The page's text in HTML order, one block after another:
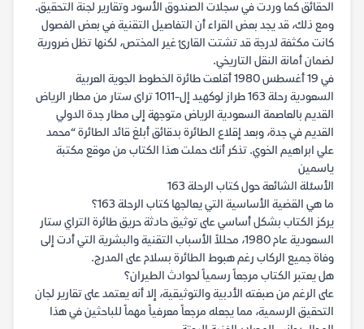
الحقائق كما وردت في سجلات الصندوق الأسود وتقارير لجنة التحقيق.
ومع ذلك، قد يجد بعض القراء أن التفاصيل التقنية في بعض الفصول
كانت مكثفة لدرجة قد تشتت القارئ غير المختص، لكنها تظل ضرورية
لضمان أمانة النقل التاريخي.
في 19 أغسطس 1980 أقلعت طائرة الخطوط الجوية العربية
السعودية رحلة 163 طراز لوكهيد إل-1011 تراى ستار من مطار الرياض
القديم بالعاصمة السعودية الرياض متوجهة إلى مطار جدة الدولي
القديم في جدة، وبعد إقلاع الطائرة بدقائق أبلغ قائد الطائرة “محمد
علي ابراهيم الخوي. تذكر أنك حملت هذا الكتاب من موقع مكتبة
ياسمين
الأسئلة الشائعة حول كتاب الرحلة 163
ما هي القضية الأساسية التي يعالجها كتاب الرحلة 163؟
يركز الكتاب بشكل أساسي على توثيق حادثة حريق طائرة التراي ستار
السعودية عام 1980، محللاً الأسباب التقنية والبشرية التي أدت إلى
وفاة جميع الركاب رغم هبوط الطائرة بسلام على المدرج.
هل يعتبر الكتاب مرجعاً رسمياً لحوادث الطيران؟
على الرغم من صبغته الأدبية والتوثيقية، إلا أنه يعتمد على تقارير لجان
التحقيق الرسمية، مما يجعله مرجعاً معرفياً مهماً للباحثين في هذا